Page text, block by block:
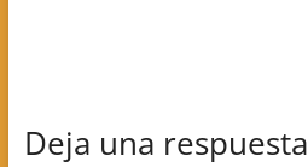
Deja una respuesta